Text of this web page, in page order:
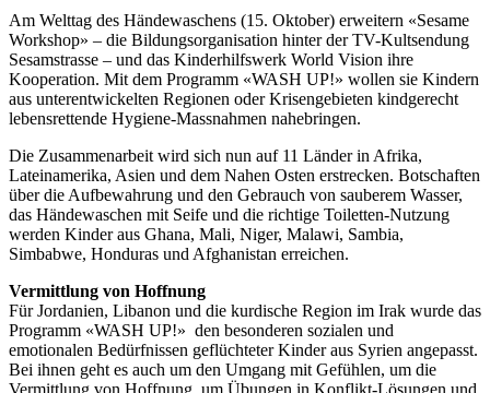
Am Welttag des Händewaschens (15. Oktober) erweitern «Sesame
Workshop» – die Bildungsorganisation hinter der TV-Kultsendung
Sesamstrasse – und das Kinderhilfswerk World Vision ihre
Kooperation. Mit dem Programm «WASH UP!» wollen sie Kindern
aus unterentwickelten Regionen oder Krisengebieten kindgerecht
lebensrettende Hygiene-Massnahmen nahebringen.
Die Zusammenarbeit wird sich nun auf 11 Länder in Afrika,
Lateinamerika, Asien und dem Nahen Osten erstrecken. Botschaften
über die Aufbewahrung und den Gebrauch von sauberem Wasser,
das Händewaschen mit Seife und die richtige Toiletten-Nutzung
werden Kinder aus Ghana, Mali, Niger, Malawi, Sambia,
Simbabwe, Honduras und Afghanistan erreichen.
Vermittlung von Hoffnung
Für Jordanien, Libanon und die kurdische Region im Irak wurde das
Programm «WASH UP!» den besonderen sozialen und
emotionalen Bedürfnissen geflüchteter Kinder aus Syrien angepasst.
Bei ihnen geht es auch um den Umgang mit Gefühlen, um die
Vermittlung von Hoffnung, um Übungen in Konflikt-Lösungen und